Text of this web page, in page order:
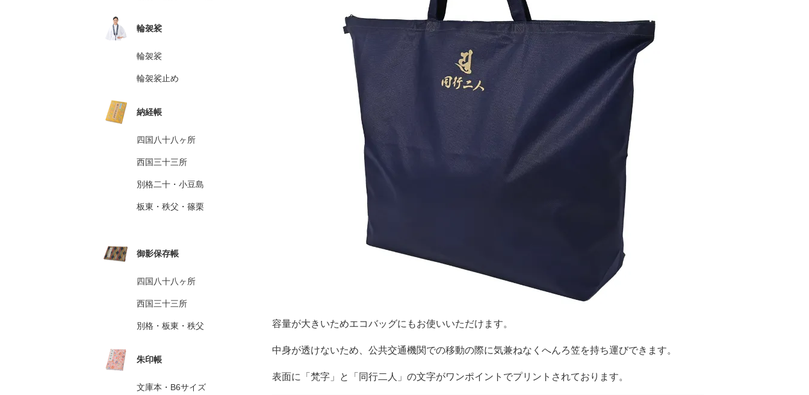
容量が大きいためエコバッグにもお使いいただけます。
中身が透けないため、公共交通機関での移動の際に気兼ねなくへんろ笠を持ち運びできます。
表面に「梵字」と「同行二人」の文字がワンポイントでプリントされております。
輪袈裟
輪袈裟
輪袈裟止め
納経帳
四国八十八ヶ所
西国三十三所
別格二十・小豆島
板東・秩父・篠栗
御影保存帳
四国八十八ヶ所
西国三十三所
別格・板東・秩父
朱印帳
文庫本・B6サイズ